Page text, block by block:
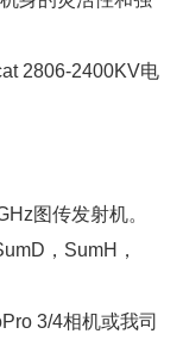
2806-2400KV电
图传发射机。
，SumH，
3/4相机或我司